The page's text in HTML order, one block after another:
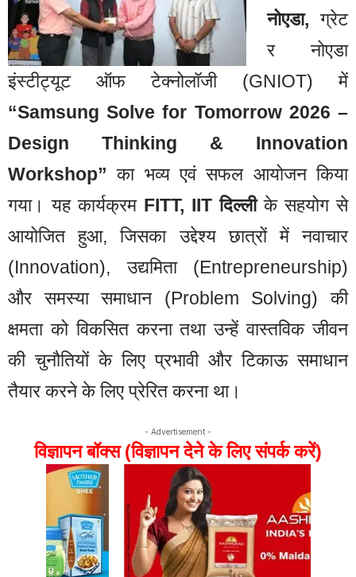
नोएडा, ग्रेट
र नोएडा
इंस्टीट्यूट ऑफ टेक्नोलॉजी (GNIOT) में
“Samsung Solve for Tomorrow 2026 –
Design Thinking & Innovation
Workshop” का भव्य एवं सफल आयोजन किया
गया। यह कार्यक्रम FITT, IIT दिल्लीके सहयोग से
आयोजित हुआ, जिसका उद्देश्य छात्रों में नवाचार
(Innovation), उद्यमिता (Entrepreneurship)
और समस्या समाधान (Problem Solving) की
क्षमता को विकसित करना तथा उन्हें वास्तविक जीवन
की चुनौतियों के लिए प्रभावी और टिकाऊ समाधान
तैयार करने के लिए प्रेरित करना था।
- Advertisement -
विज्ञापन बॉक्स (विज्ञापन देने के लिए संपर्क करें)